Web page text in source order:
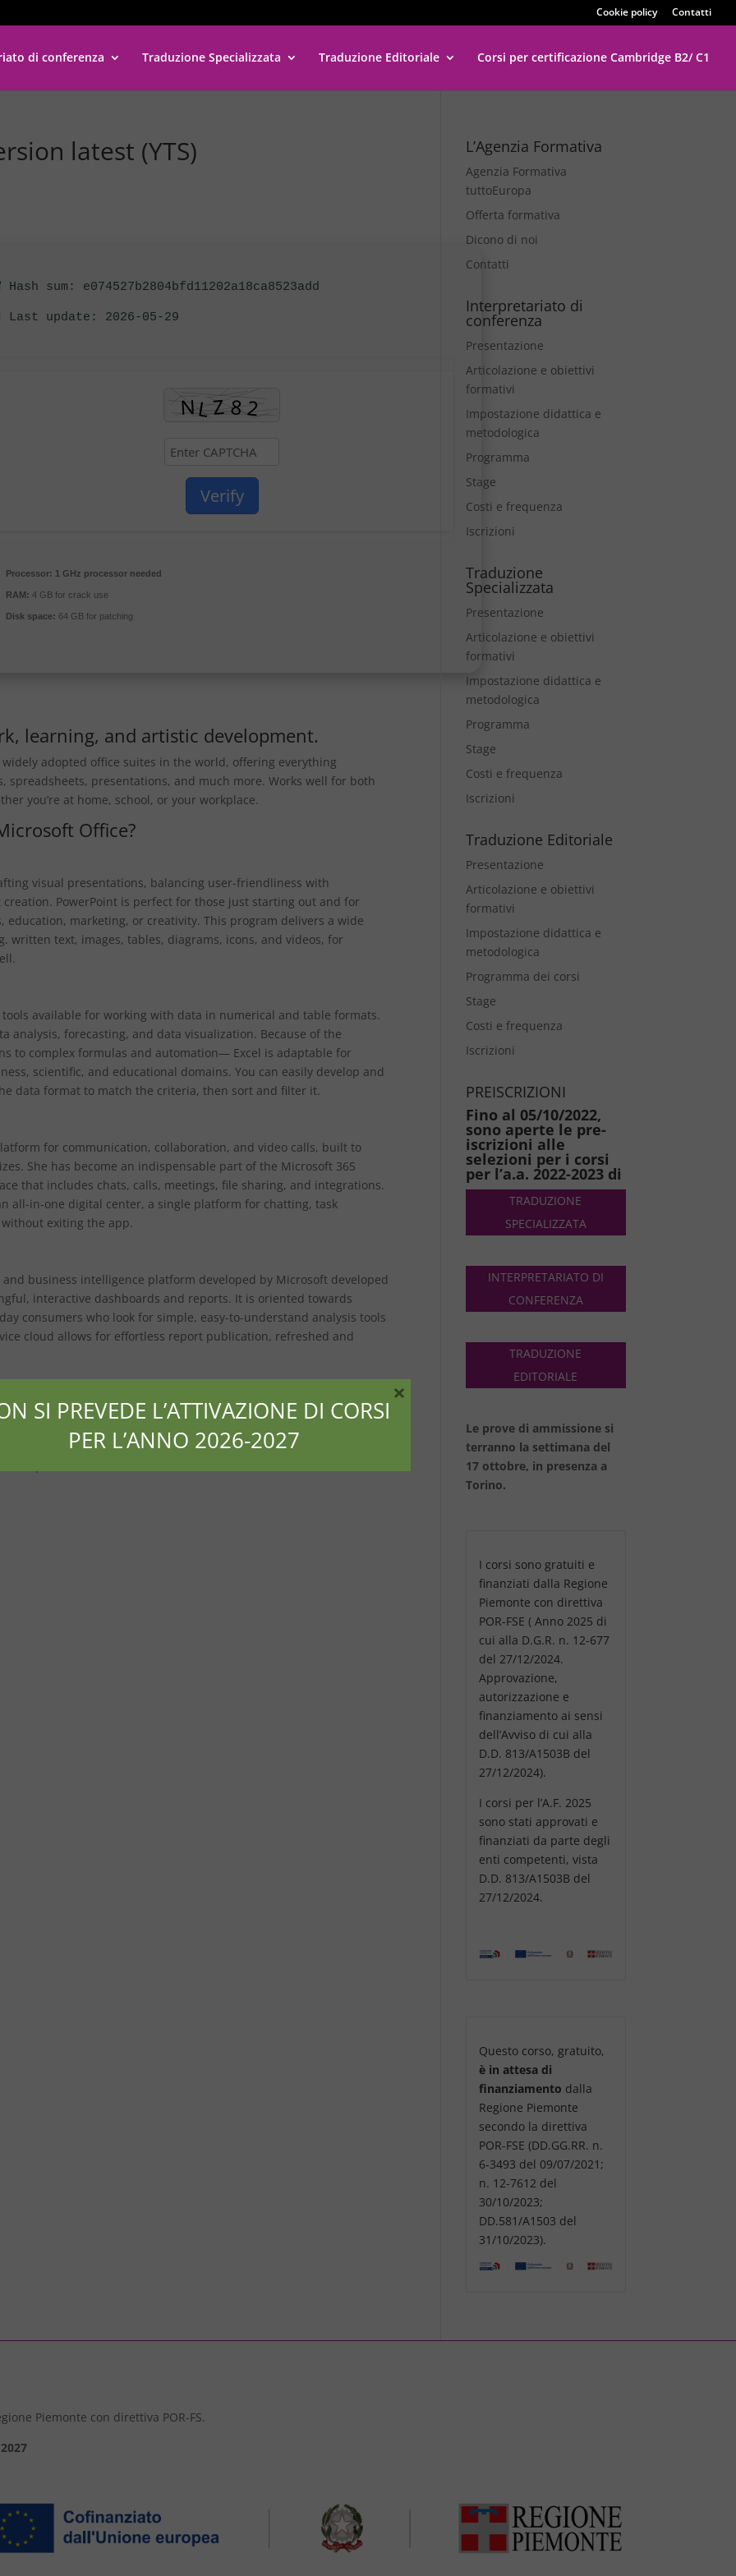
Cookie policy Contatti
di conferenza Traduzione Specializzata Traduzione Editoriale Corsi per certificazione Cambridge B2/ C1
latest (YTS)
Hash sum: e074527b2804bfd11202a18ca8523add
Last update: 2026-05-29
Verify
Processor: 1 GHz processor needed
RAM: 4 GB for crack use
Disk space: 64 GB for patching
learning, and artistic development.
adopted office suites in the world, offering everything
spreadsheets, presentations, and much more. Works well for both
you’re at home, school, or your workplace.
Office?
visual presentations, balancing user-friendliness with
PowerPoint is perfect for those just starting out and for
education, marketing, or creativity. This program delivers a wide
text, images, tables, diagrams, icons, and videos, for
available for working with data in numerical and table formats.
analysis, forecasting, and data visualization. Because of the
to complex formulas and automation— Excel is adaptable for
scientific, and educational domains. You can easily develop and
data format to match the criteria, then sort and filter it.
for communication, collaboration, and video calls, built to
She has become an indispensable part of the Microsoft 365
that includes chats, calls, meetings, file sharing, and integrations.
all-in-one digital center, a single platform for chatting, task
exiting the app.
business intelligence platform developed by Microsoft developed
interactive dashboards and reports. It is oriented towards
consumers who look for simple, easy-to-understand analysis tools
cloud allows for effortless report publication, refreshed and
verification
tool-heidoc-vlsc-
personal-lifetime-activated-internet-archive-newest-release-
L’Agenzia Formativa
Agenzia Formativa
tuttoEuropa
Offerta formativa
Dicono di noi
Contatti
Interpretariato di
conferenza
Presentazione
Articolazione e obiettivi
formativi
Impostazione didattica e
metodologica
Programma
Stage
Costi e frequenza
Iscrizioni
Traduzione
Specializzata
Presentazione
Articolazione e obiettivi
formativi
Impostazione didattica e
metodologica
Programma
Stage
Costi e frequenza
Iscrizioni
Traduzione Editoriale
Presentazione
Articolazione e obiettivi
formativi
Impostazione didattica e
metodologica
Programma dei corsi
Stage
Costi e frequenza
Iscrizioni
PREISCRIZIONI
Fino al 05/10/2022,
sono aperte le pre-
iscrizioni alle
selezioni per i corsi
per l’a.a. 2022-2023 di
TRADUZIONE
SPECIALIZZATA
INTERPRETARIATO DI
CONFERENZA
TRADUZIONE
EDITORIALE
Le prove di ammissione si
terranno la settimana del
17 ottobre, in presenza a
Torino.
I corsi sono gratuiti e
finanziati dalla Regione
Piemonte con direttiva
POR-FSE ( Anno 2025 di
cui alla D.G.R. n. 12-677
del 27/12/2024.
Approvazione,
autorizzazione e
finanziamento ai sensi
dell’Avviso di cui alla
D.D. 813/A1503B del
27/12/2024).
I corsi per l’A.F. 2025
sono stati approvati e
finanziati da parte degli
enti competenti, vista
D.D. 813/A1503B del
27/12/2024.
Questo corso, gratuito,
è in attesa di
finanziamento dalla
Regione Piemonte
secondo la direttiva
POR-FSE (DD.GG.RR. n.
6-3493 del 09/07/2021;
n. 12-7612 del
30/10/2023;
DD.581/A1503 del
31/10/2023).
Piemonte con direttiva POR-FS.
SI PREVEDE L’ATTIVAZIONE DI CORSI
PER L’ANNO 2026-2027
×